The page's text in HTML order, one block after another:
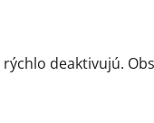
deaktivujú.